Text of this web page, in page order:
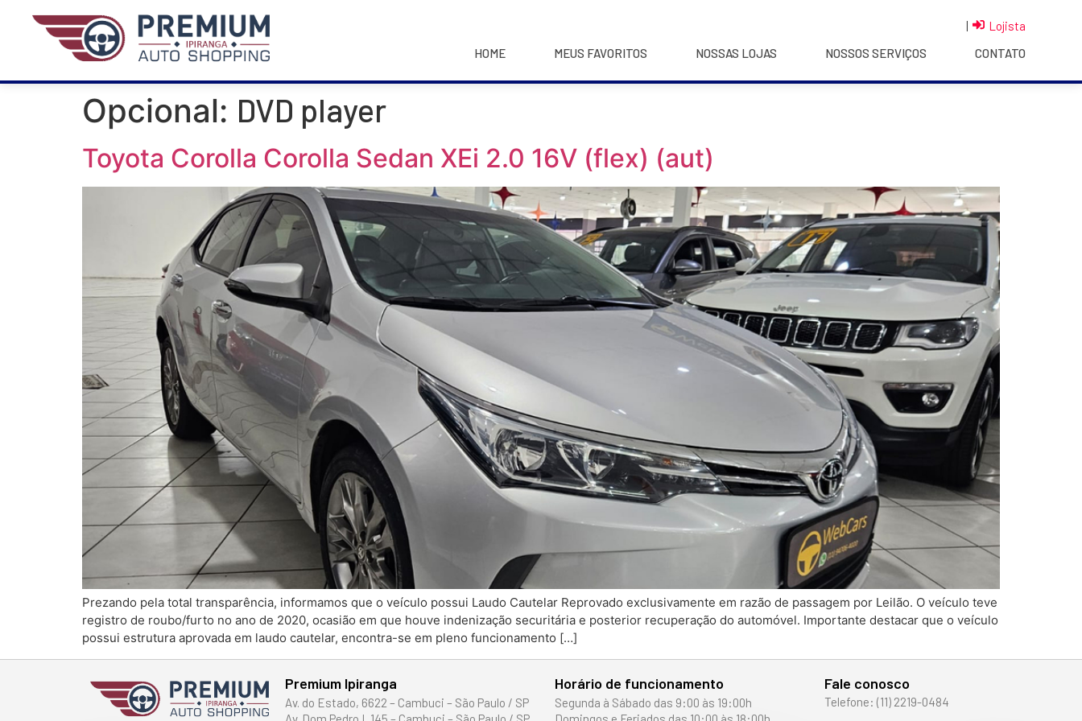
|
Lojista
HOME
MEUS FAVORITOS NOSSAS LOJAS NOSSOS SERVIÇOS CONTATO
Opcional: DVD player
Toyota Corolla Corolla Sedan XEi 2.0 16V (flex) (aut)
Prezando pela total transparência, informamos que o veículo possui Laudo Cautelar Reprovado exclusivamente em razão de passagem por Leilão. O veículo teve
registro de roubo/furto no ano de 2020, ocasião em que houve indenização securitária e posterior recuperação do automóvel. Importante destacar que o veículo
possui estrutura aprovada em laudo cautelar, encontra-se em pleno funcionamento […]
Premium Ipiranga
Av. do Estado, 6622 – Cambuci – São Paulo / SP
Horário de funcionamento
Segunda à Sábado das 9:00 às 19:00h
Fale conosco
Telefone: (11) 2219-0484